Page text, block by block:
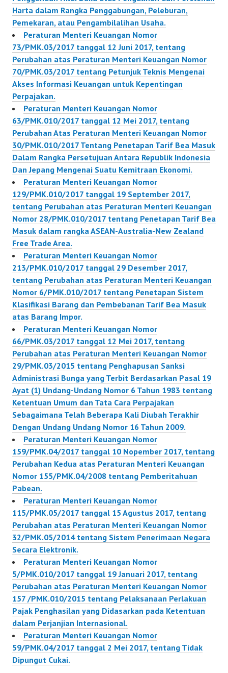
Harta dalam Rangka Penggabungan, Peleburan,
Pemekaran, atau Pengambilalihan Usaha.
Peraturan Menteri Keuangan Nomor
73/PMK.03/2017 tanggal 12 Juni 2017, tentang
Perubahan atas Peraturan Menteri Keuangan Nomor
70/PMK.03/2017 tentang Petunjuk Teknis Mengenai
Akses Informasi Keuangan untuk Kepentingan
Perpajakan.
Peraturan Menteri Keuangan Nomor
63/PMK.010/2017 tanggal 12 Mei 2017, tentang
Perubahan Atas Peraturan Menteri Keuangan Nomor
30/PMK.010/2017 Tentang Penetapan Tarif Bea Masuk
Dalam Rangka Persetujuan Antara Republik Indonesia
Dan Jepang Mengenai Suatu Kemitraan Ekonomi.
Peraturan Menteri Keuangan Nomor
129/PMK.010/2017 tanggal 19 September 2017,
tentang Perubahan atas Peraturan Menteri Keuangan
Nomor 28/PMK.010/2017 tentang Penetapan Tarif Bea
Masuk dalam rangka ASEAN-Australia-New Zealand
Free Trade Area.
Peraturan Menteri Keuangan Nomor
213/PMK.010/2017 tanggal 29 Desember 2017,
tentang Perubahan atas Peraturan Menteri Keuangan
Nomor 6/PMK.010/2017 tentang Penetapan Sistem
Klasifikasi Barang dan Pembebanan Tarif Bea Masuk
atas Barang Impor.
Peraturan Menteri Keuangan Nomor
66/PMK.03/2017 tanggal 12 Mei 2017, tentang
Perubahan atas Peraturan Menteri Keuangan Nomor
29/PMK.03/2015 tentang Penghapusan Sanksi
Administrasi Bunga yang Terbit Berdasarkan Pasal 19
Ayat (1) Undang-Undang Nomor 6 Tahun 1983 tentang
Ketentuan Umum dan Tata Cara Perpajakan
Sebagaimana Telah Beberapa Kali Diubah Terakhir
Dengan Undang Undang Nomor 16 Tahun 2009.
Peraturan Menteri Keuangan Nomor
159/PMK.04/2017 tanggal 10 Nopember 2017, tentang
Perubahan Kedua atas Peraturan Menteri Keuangan
Nomor 155/PMK.04/2008 tentang Pemberitahuan
Pabean.
Peraturan Menteri Keuangan Nomor
115/PMK.05/2017 tanggal 15 Agustus 2017, tentang
Perubahan atas Peraturan Menteri Keuangan Nomor
32/PMK.05/2014 tentang Sistem Penerimaan Negara
Secara Elektronik.
Peraturan Menteri Keuangan Nomor
5/PMK.010/2017 tanggal 19 Januari 2017, tentang
Perubahan atas Peraturan Menteri Keuangan Nomor
157 /PMK.010/2015 tentang Pelaksanaan Perlakuan
Pajak Penghasilan yang Didasarkan pada Ketentuan
dalam Perjanjian Internasional.
Peraturan Menteri Keuangan Nomor
59/PMK.04/2017 tanggal 2 Mei 2017, tentang Tidak
Dipungut Cukai.